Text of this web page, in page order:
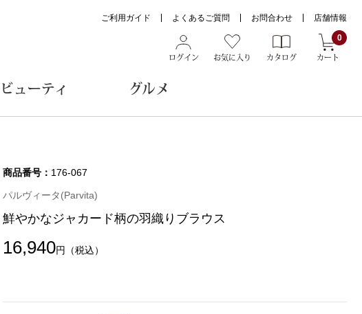
ログイン お気に入り カタログ
0
カート
ご利用ガイド よくあるご質問 お問合わせ 店舗情報
和装
その他
その他
ファッション雑貨
マフラー／スヌード
手袋
ビューティ グルメ
商品番号： 176-067
パルヴィータ(Parvita)
鮮やかなジャカード柄の羽織りブラウス
16,940円 （税込）